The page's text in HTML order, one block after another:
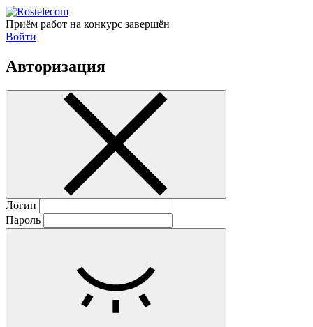
Приём работ на конкурс завершён
Войти
Авторизация
Логин
Пароль